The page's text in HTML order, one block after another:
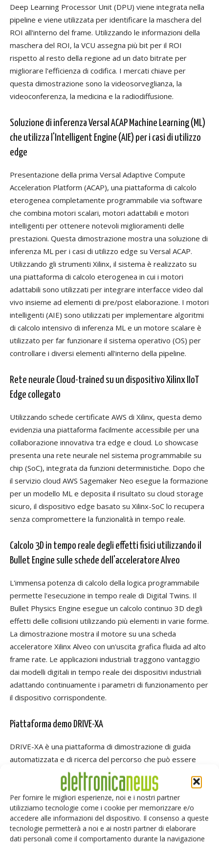
Per fornire le migliori esperienze, noi e i nostri partner
utilizziamo tecnologie come i cookie per memorizzare e/o
accedere alle informazioni del dispositivo. Il consenso a queste
tecnologie permetterà a noi e ai nostri partner di elaborare
dati personali come il comportamento durante la navigazione
Deep Learning Processor Unit (DPU) viene integrata nella
pipeline e viene utilizzata per identificare la maschera del
ROI all'interno del frame. Utilizzando le informazioni della
maschera del ROI, la VCU assegna più bit per il ROI
rispetto al resto della regione ad un dato bitrate per
migliorare l'efficienza di codifica. I mercati chiave per
questa dimostrazione sono la videosorveglianza, la
videoconferenza, la medicina e la radiodiffusione.
Soluzione di inferenza Versal ACAP Machine Learning (ML)
che utilizza l'Intelligent Engine (AIE) per i casi di utilizzo
edge
Presentazione della prima Versal Adaptive Compute
Acceleration Platform (ACAP), una piattaforma di calcolo
eterogenea completamente programmabile via software
che combina motori scalari, motori adattabili e motori
intelligenti per ottenere notevoli miglioramenti delle
prestazioni. Questa dimostrazione mostra una soluzione di
inferenza ML per i casi di utilizzo edge su Versal ACAP.
Utilizzando gli strumenti Xilinx, il sistema è realizzato su
una piattaforma di calcolo eterogenea in cui i motori
adattabili sono utilizzati per integrare interfacce video dal
vivo insieme ad elementi di pre/post elaborazione. I motori
intelligenti (AIE) sono utilizzati per implementare algoritmi
di calcolo intensivo di inferenza ML e un motore scalare è
utilizzato per far funzionare il sistema operativo (OS) per
controllare i diversi elementi all'interno della pipeline.
Rete neurale Cloud-trained su un dispositivo Xilinx IIoT
Edge collegato
Utilizzando schede certificate AWS di Xilinx, questa demo
evidenzia una piattaforma facilmente accessibile per una
collaborazione innovativa tra edge e cloud. Lo showcase
presenta una rete neurale nel sistema programmabile su
chip (SoC), integrata da funzioni deterministiche. Dopo che
il servizio cloud AWS Sagemaker Neo esegue la formazione
per un modello ML e deposita il risultato su cloud storage
sicuro, il dispositivo edge basato su Xilinx-SoC lo recupera
senza compromettere la funzionalità in tempo reale.
Calcolo 3D in tempo reale degli effetti fisici utilizzando il
Bullet Engine sulle schede dell'acceleratore Alveo
L'immensa potenza di calcolo della logica programmabile
permette l'esecuzione in tempo reale di Digital Twins. Il
Bullet Physics Engine esegue un calcolo continuo 3D degli
effetti delle collisioni utilizzando più elementi in varie forme.
La dimostrazione mostra il motore su una scheda
acceleratore Xilinx Alveo con un'uscita grafica fluida ad alto
frame rate. Le applicazioni industriali traggono vantaggio
dai modelli digitali in tempo reale dei dispositivi industriali
adattando continuamente i parametri di funzionamento per
il dispositivo corrispondente.
Piattaforma demo DRIVE-XA
DRIVE-XA è una piattaforma di dimostrazione di guida
automatizzata e di ricerca del percorso che può essere
utilizzata per implementare vari aspetti della funzionalità di
guida automatizzata (ad es. percezione, caratterizzazione
ambientale, decisione e controllo). La piattaforma offre una
connettività modulare ed estesa per un set dinamico di
sensori e interfacce di sensori. Le dimostrazioni di ciò
all'Embedded World includono: